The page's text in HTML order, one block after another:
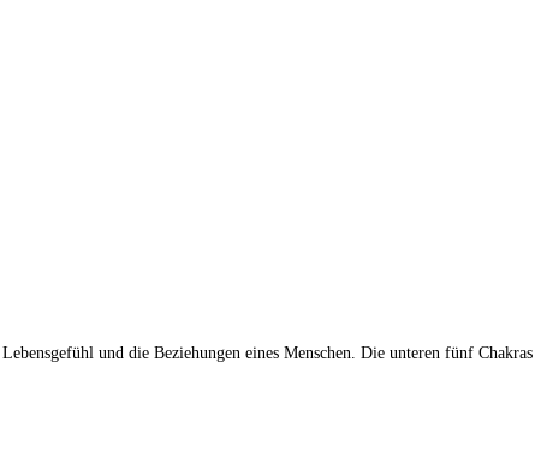
und die Beziehungen eines Menschen. Die unteren fünf Chakras